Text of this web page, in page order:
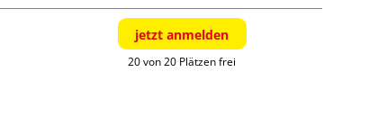
jetzt anmelden
20 von 20 Plätzen frei